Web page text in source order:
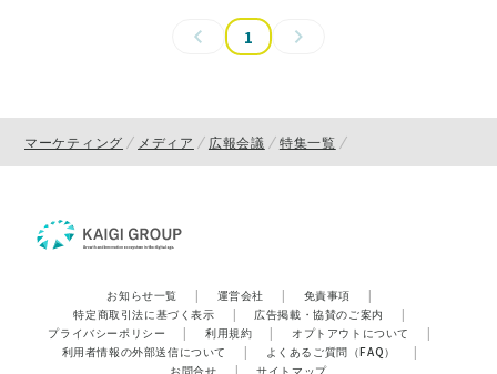
1
マーケティング メディア 広報会議 特集一覧
お知らせ一覧 | 運営会社 | 免責事項
|
特定商取引法に基づく表示
| 広告掲載・協賛のご案内
|
プライバシーポリシー
| 利用規約 | オプトアウトについて
|
利用者情報の外部送信について
| よくあるご質問（FAQ）
|
お問合せ
| サイトマップ